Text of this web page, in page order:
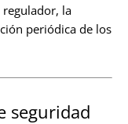
regulador, la
periódica de los
seguridad